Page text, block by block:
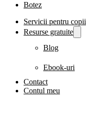
Botez
Servicii pentru copii
Resurse gratuite
Blog
Ebook-uri
Contact
Contul meu